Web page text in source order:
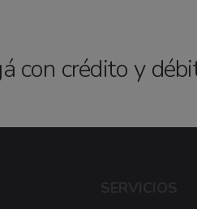
con crédito y